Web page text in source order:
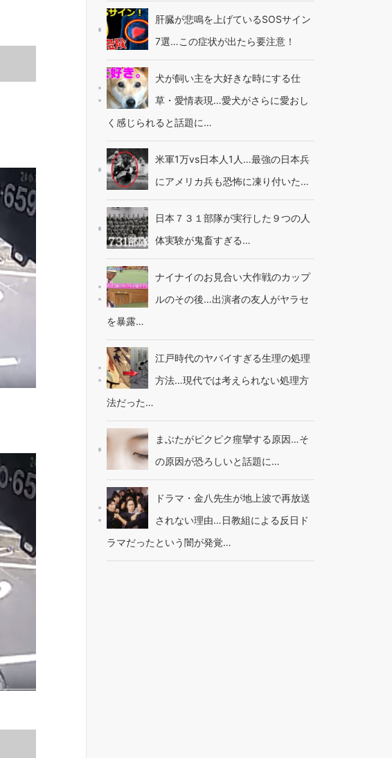
肝臓が悲鳴を上げているSOSサイン
7選…この症状が出たら要注意！
犬が飼い主を大好きな時にする仕
草・愛情表現…愛犬がさらに愛おし
く感じられると話題に…
米軍1万vs日本人1人…最強の日本兵
にアメリカ兵も恐怖に凍り付いた…
日本７３１部隊が実行した９つの人
体実験が鬼畜すぎる…
ナイナイのお見合い大作戦のカップ
ルのその後…出演者の友人がヤラセ
を暴露…
江戸時代のヤバイすぎる生理の処理
方法…現代では考えられない処理方
法だった…
まぶたがピクピク痙攣する原因…そ
の原因が恐ろしいと話題に…
ドラマ・金八先生が地上波で再放送
されない理由…日教組による反日ド
ラマだったという闇が発覚…